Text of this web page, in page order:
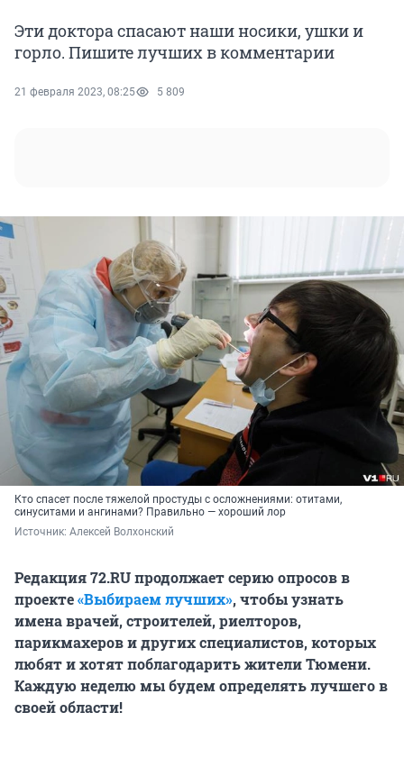
Эти доктора спасают наши носики, ушки и
горло. Пишите лучших в комментарии
21 февраля 2023, 08:25 5 809
Кто спасет после тяжелой простуды с осложнениями: отитами,
синуситами и ангинами? Правильно — хороший лор
Источник: Алексей Волхонский
Редакция 72.RU продолжает серию опросов в
проекте«Выбираем лучших», чтобы узнать
имена врачей, строителей, риелторов,
парикмахеров и других специалистов, которых
любят и хотят поблагодарить жители Тюмени.
Каждую неделю мы будем определять лучшего в
своей области!